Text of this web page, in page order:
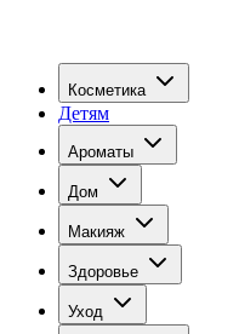
Косметика
Детям
Ароматы
Дом
Макияж
Здоровье
Уход